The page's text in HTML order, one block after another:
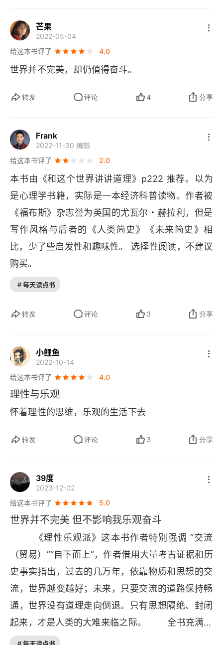
裕，更健康，更友善。其次是理性，理性是因为作
性繁殖。如果文化只包括学习他人的习惯，那么很
触，互相交合。作者关于贫富概念的介绍也非常有
启发性。所谓穷，就是负担不起足够高的价格卖掉
自己的时间，从而购买自己所需的服务。所谓富，
就是不光能买到自己所需要的服务，还能买到自己
想要的服务。现代社会的技术分工带来了极大的创
新和社会发展。劳动分工是靠技术实现的，反过来
说，技术同样也是靠劳动分工实现的，市场交换唤
醒了创新。互相连接的人口基数越大，偶然碰撞引
起创新的概率就会越大。除了互相分工和思想碰
撞，现代社会还有一项重要的发明。把想法变成财
密，这是 1886 年约翰彭伯顿对可口可乐的做法。
掌握先发优势。3. 最后，从发明中得利的方法是专
利，版权或者商标。我聆听婴儿啼哭，我凝视孩童
成长。他们所学必将远超我所知。我对自己说，好
一个美丽新世界。大胆做个乐观派吧。
芒果
2022-05-04
给这本书评了
4.0
世界并不完美，却仍值得奋斗。
转发 评论 4 分享
Frank
2022-11-30 编辑
给这本书评了
2.0
本书由《和这个世界讲讲道理》 p222 推荐。以为
是心理学书籍，实际是一本经济科普读物。作者被
《福布斯》杂志誉为英国的尤瓦尔・赫拉利，但是
写作风格与后者的《人类简史》《未来简史》相
比，少了些启发性和趣味性。 选择性阅读，不建议
购买。
# 每天读点书
转发 评论 3 分享
小鲤鱼
2022-10-14
给这本书评了
4.0
理性与乐观
怀着理性的思维，乐观的生活下去
转发 评论 3 分享
39度
2023-12-02
给这本书评了
5.0
世界并不完美 但不影响我乐观奋斗
​        《理性乐观派》这本书作者特别强调 “交流
（贸易）”“自下而上”，作者借用大量考古证据和历
史事实指出，过去的几万年，依靠物质和思想的交
流，世界越变越好；未来，只要交流的道路保持畅
通，世界没有道理走向倒退。只有思想隔绝、封闭
起来，才是人类的大难来临之际。​        全书充满着
作者的乐观情绪，虽然这个世界绝大多数人是较为